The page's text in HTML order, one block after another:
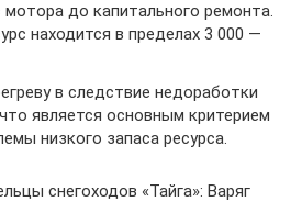
мотора до капитального ремонта.
находится в пределах 3 000 —
в следствие недоработки
является основным критерием
низкого запаса ресурса.
снегоходов «Тайга»: Варяг